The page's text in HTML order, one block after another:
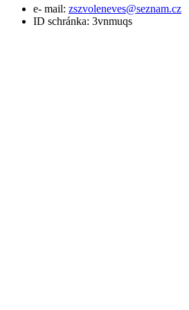
e- mail: zszvoleneves@seznam.cz
ID schránka: 3vnmuqs